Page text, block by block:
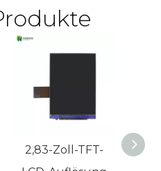
benötigen Sie
wirklich?
2,83-Zoll-TFT-